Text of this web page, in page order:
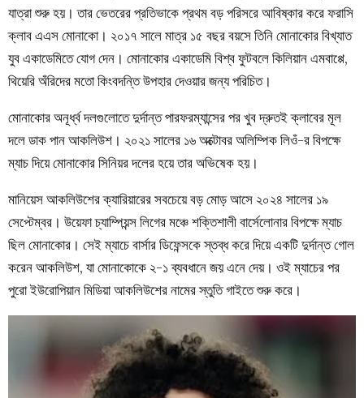
যাত্রা শুরু হয়। তার ভেতরের প্রতিভাকে প্রথম বড় পরিসরে আবিষ্কার করে ফরাসি
ক্লাব এএস মোনাকো। ২০১৭ সালে মাত্র ১৫ বছর বয়সে তিনি মোনাকোর বিখ্যাত
যুব একাডেমিতে যোগ দেন। মোনাকোর একাডেমি বিশ্ব ফুটবলে কিলিয়ান এমবাপ্পে,
থিয়েরি অঁরিদের মতো কিংবদন্তি উপহার দেওয়ার জন্য পরিচিত।
মোনাকোর অনূর্ধ্ব দলগুলোতে দুর্দান্ত পারফরম্যান্সের পর খুব দ্রুতই ক্লাবের মূল
দলে ডাক পান আকলিউশ। ২০২১ সালের ১৬ অক্টোবর অলিম্পিক লিওঁ-র বিপক্ষে
ম্যাচ দিয়ে মোনাকোর সিনিয়র দলের হয়ে তার অভিষেক হয়।
মানিয়েস আকলিউশের ক্যারিয়ারের সবচেয়ে বড় মোড় আসে ২০২৪ সালের ১৯
সেপ্টেম্বর। উয়েফা চ্যাম্পিয়ন্স লিগের মঞ্চে শক্তিশালী বার্সেলোনার বিপক্ষে ম্যাচ
ছিল মোনাকোর। সেই ম্যাচে বার্সার ডিফেন্সকে স্তব্ধ করে দিয়ে একটি দুর্দান্ত গোল
করেন আকলিউশ, যা মোনাকোকে ২-১ ব্যবধানে জয় এনে দেয়। ওই ম্যাচের পর
পুরো ইউরোপিয়ান মিডিয়া আকলিউশের নামের স্তুতি গাইতে শুরু করে।